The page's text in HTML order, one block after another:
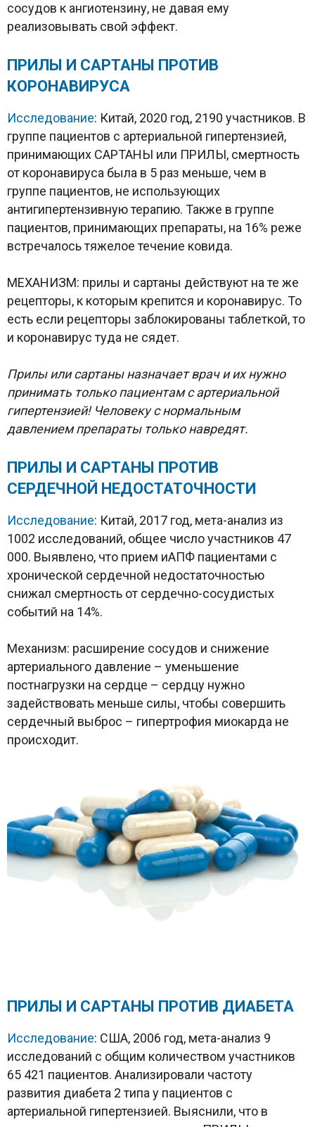
сосудов к ангиотензину, не давая ему
реализовывать свой эффект.
ПРИЛЫ И САРТАНЫ ПРОТИВ
КОРОНАВИРУСА
Исследование: Китай, 2020 год, 2190 участников. В
группе пациентов с артериальной гипертензией,
принимающих САРТАНЫ или ПРИЛЫ, смертность
от коронавируса была в 5 раз меньше, чем в
группе пациентов, не использующих
антигипертензивную терапию. Также в группе
пациентов, принимающих препараты, на 16% реже
встречалось тяжелое течение ковида.
МЕХАНИЗМ: прилы и сартаны действуют на те же
рецепторы, к которым крепится и коронавирус. То
есть если рецепторы заблокированы таблеткой, то
и коронавирус туда не сядет.
Прилы или сартаны назначает врач и их нужно
принимать только пациентам с артериальной
гипертензией! Человеку с нормальным
давлением препараты только навредят.
ПРИЛЫ И САРТАНЫ ПРОТИВ
СЕРДЕЧНОЙ НЕДОСТАТОЧНОСТИ
Исследование: Китай, 2017 год, мета-анализ из
1002 исследований, общее число участников 47
000. Выявлено, что прием иАПФ пациентами с
хронической сердечной недостаточностью
снижал смертность от сердечно-сосудистых
событий на 14%.
Механизм: расширение сосудов и снижение
артериального давление – уменьшение
постнагрузки на сердце – сердцу нужно
задействовать меньше силы, чтобы совершить
сердечный выброс – гипертрофия миокарда не
происходит.
ПРИЛЫ И САРТАНЫ ПРОТИВ ДИАБЕТА
Исследование: США, 2006 год, мета-анализ 9
исследований с общим количеством участников
65 421 пациентов. Анализировали частоту
развития диабета 2 типа у пациентов с
артериальной гипертензией. Выяснили, что в